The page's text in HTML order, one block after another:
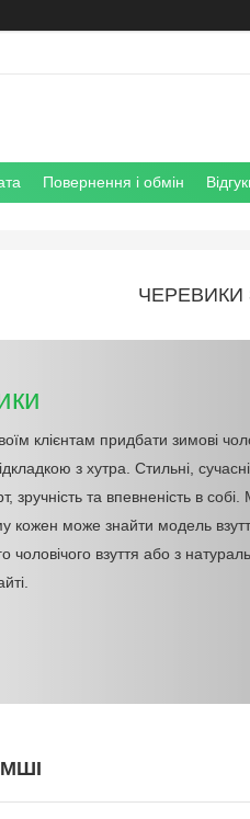
Повернення і обмін
ЧЕРЕВИКИ
клієнтам придбати зимові
з хутра. Стильні, сучасні
зручність та впевненість в собі.
кожен може знайти модель
взуття або з